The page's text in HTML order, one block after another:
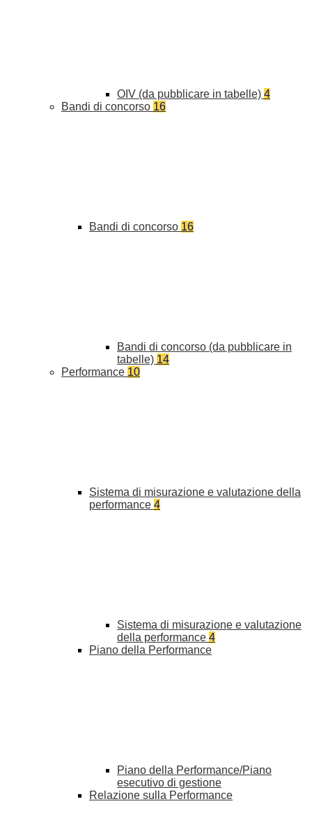
OIV (da pubblicare in tabelle) 4
Bandi di concorso 16
Bandi di concorso 16
Bandi di concorso (da pubblicare in
tabelle) 14
Performance 10
Sistema di misurazione e valutazione della
performance 4
Sistema di misurazione e valutazione
della performance 4
Piano della Performance
Piano della Performance/Piano
esecutivo di gestione
Relazione sulla Performance